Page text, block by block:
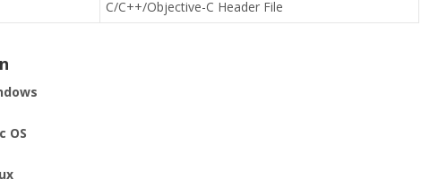
C/C++/Objective-C Header File
OS